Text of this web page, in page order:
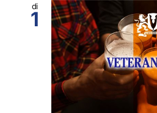
di
1